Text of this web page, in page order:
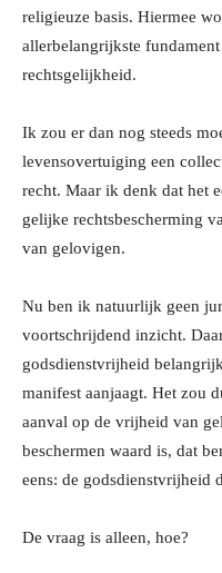
religieuze basis. Hiermee
allerbelangrijkste
rechtsgelijkheid.
Ik zou er dan nog steeds
levensovertuiging een
recht. Maar ik denk dat het
gelijke rechtsbescherming
van gelovigen.
Nu ben ik natuurlijk geen
voortschrijdend inzicht.
godsdienstvrijheid
manifest aanjaagt. Het zou
aanval op de vrijheid van
beschermen waard is, dat
eens: de godsdienstvrijheid
De vraag is alleen, hoe?